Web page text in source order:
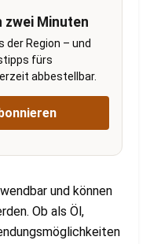
zwei Minuten
der Region – und
fürs
abbestellbar.
und können
Ob als Öl,